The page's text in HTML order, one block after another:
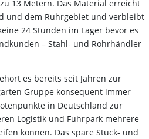
13 Metern. Das Material erreicht
und dem Ruhrgebiet und verbleibt
24 Stunden im Lager bevor es
– Stahl- und Rohrhändler
es bereits seit Jahren zur
Gruppe konsequent immer
in Deutschland zur
Logistik und Fuhrpark mehrere
können. Das spare Stück- und